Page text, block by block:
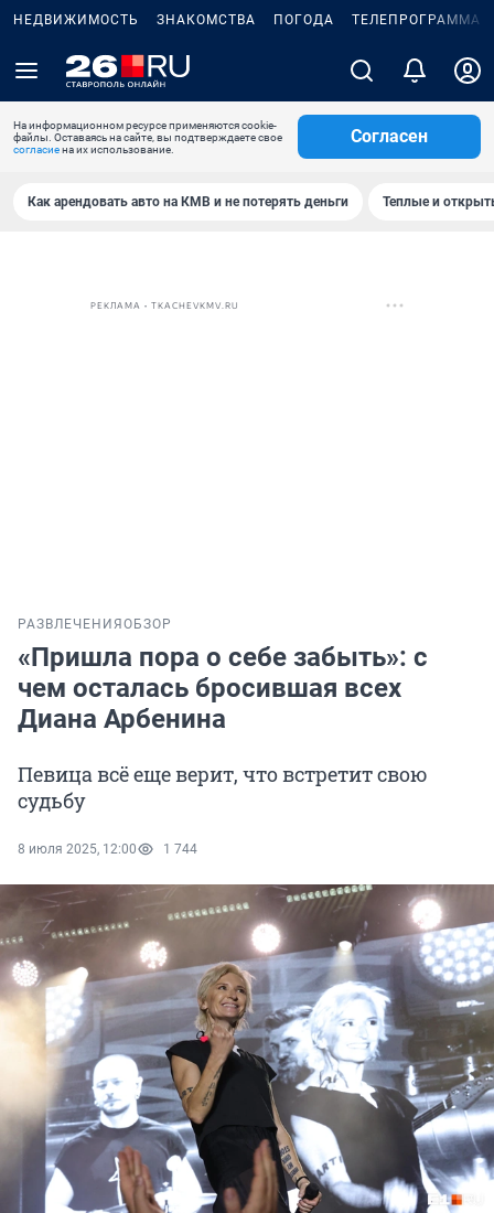
НЕДВИЖИМОСТЬ ЗНАКОМСТВА ПОГОДА ТЕЛЕПРОГРАММА
На информационном ресурсе применяются cookie-
файлы. Оставаясь на сайте, вы подтверждаете свое
согласиена их использование.
Согласен
Как арендовать авто на КМВ и не потерять деньги Теплые и
РЕКЛАМА • TKACHEVKMV.RU
РАЗВЛЕЧЕНИЯ ОБЗОР
«Пришла пора о себе забыть»: с
чем осталась бросившая всех
Диана Арбенина
Певица всё еще верит, что встретит свою
судьбу
8 июля 2025, 12:00 1 744